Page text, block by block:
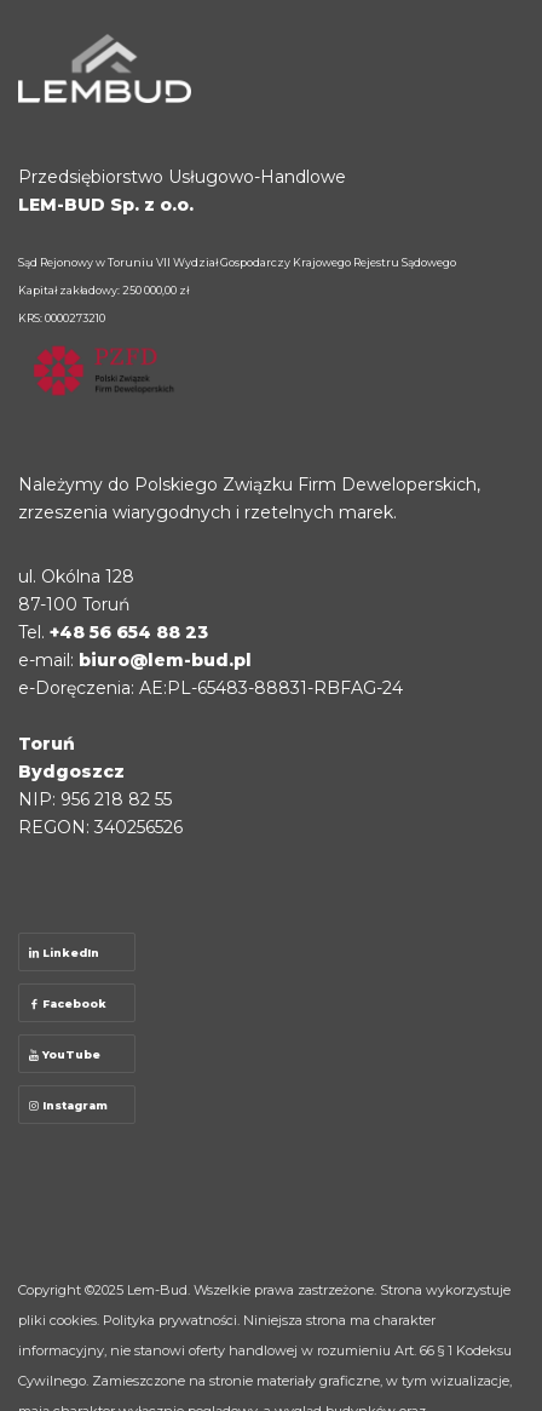
Przedsiębiorstwo Usługowo-Handlowe
LEM-BUD Sp. z o.o.
Sąd Rejonowy w Toruniu VII Wydział Gospodarczy Krajowego Rejestru Sądowego
Kapitał zakładowy: 250 000,00 zł
KRS: 0000273210
Należymy do Polskiego Związku Firm Deweloperskich,
zrzeszenia wiarygodnych i rzetelnych marek.
ul. Okólna 128
87-100 Toruń
Tel. +48 56 654 88 23
e-mail: biuro@lem-bud.pl
e-Doręczenia: AE:PL-65483-88831-RBFAG-24
Toruń
Bydgoszcz
NIP: 956 218 82 55
REGON: 340256526
LinkedIn
Facebook
YouTube
Instagram
Copyright ©2025 Lem-Bud. Wszelkie prawa zastrzeżone. Strona wykorzystuje
pliki cookies. Polityka prywatności. Niniejsza strona ma charakter
informacyjny, nie stanowi oferty handlowej w rozumieniu Art. 66 § 1 Kodeksu
Cywilnego. Zamieszczone na stronie materiały graficzne, w tym wizualizacje,